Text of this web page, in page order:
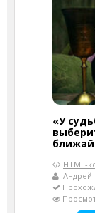
«У
HTML-
Андрей